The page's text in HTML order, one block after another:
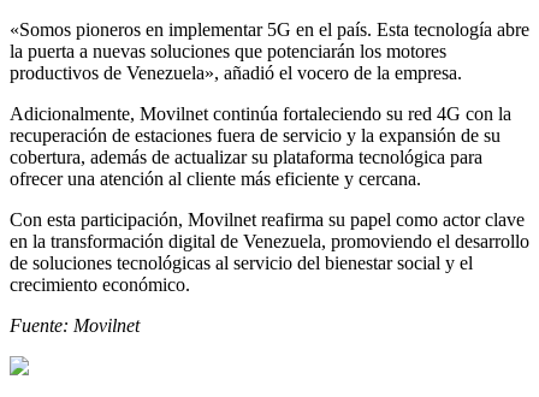
«Somos pioneros en implementar 5G en el país. Esta tecnología abre
la puerta a nuevas soluciones que potenciarán los motores
productivos de Venezuela», añadió el vocero de la empresa.
Adicionalmente, Movilnet continúa fortaleciendo su red 4G con la
recuperación de estaciones fuera de servicio y la expansión de su
cobertura, además de actualizar su plataforma tecnológica para
ofrecer una atención al cliente más eficiente y cercana.
Con esta participación, Movilnet reafirma su papel como actor clave
en la transformación digital de Venezuela, promoviendo el desarrollo
de soluciones tecnológicas al servicio del bienestar social y el
crecimiento económico.
Fuente: Movilnet